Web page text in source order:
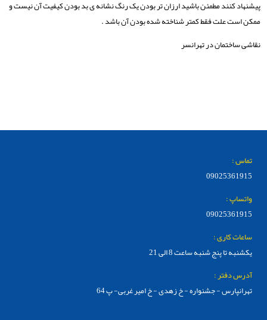
پیشنهاد کنند مطمئن باشید ارزان تر بودن یک رنگ نشانه ی بد بودن کیفیت آن نیست و
ممکن است علت فقط کمتر شناخته شده بودن آن باشد .
نقاشی ساختمان در تهرانسر
تماس :
09025361915
واتساپ :
09025361915
ساعات کاری :
یکشنبه تا پنج شنبه ساعت 8 الی 21
آدرس دفتر :
تهرانپارس - جشنواره - خ زهدی - خ امیر غربی- پ 64